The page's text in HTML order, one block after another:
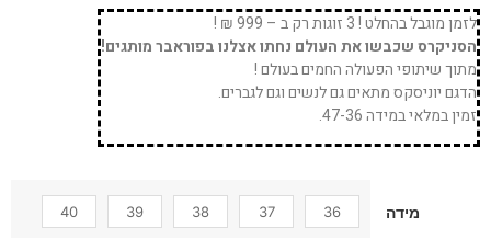
לזמן מוגבל בהחלט ! 3 זוגות רק ב – 999 ₪ !
הסניקרס שכבשו את העולם נחתו אצלנו בפוראבר מותגים!
מתוך שיתופי הפעולה החמים בעולם !
הדגם יוניסקס מתאים גם לנשים וגם לגברים.
זמין במלאי במידה 47-36.
מידה 36
37
38
39
40